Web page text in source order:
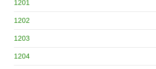
1201
1202
1203
1204